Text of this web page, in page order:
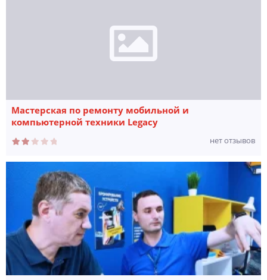
Мастерская по ремонту мобильной и
компьютерной техники Legacy
нет отзывов